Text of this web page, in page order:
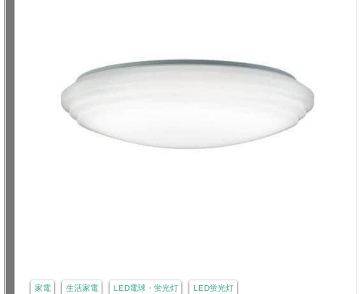
家電 生活家電 LED電球・蛍光灯 LED蛍光灯